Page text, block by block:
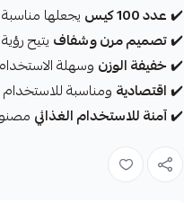
✔️عدد 100 كيس
يجعلها
✔️تصميم مرن وشفاف يتيح
✔️خفيفة الوزن وسهلة
✔️اقتصادية ومناسبة للاستخدام
✔️آمنة للاستخدام الغذائي